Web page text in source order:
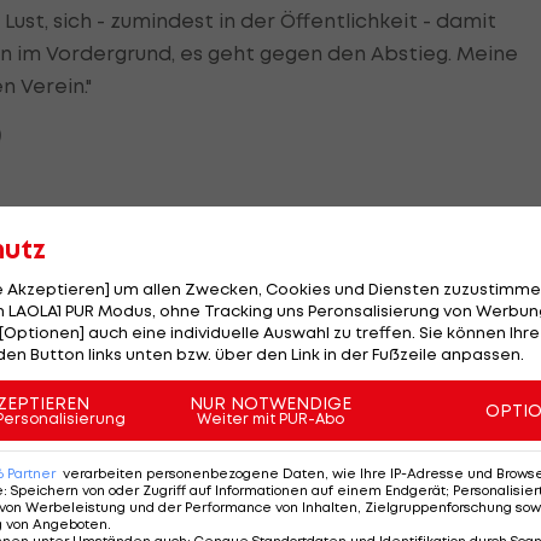
sich - zumindest in der Öffentlichkeit - damit
im Vordergrund, es geht gegen den Abstieg. Meine
Verein."
SV Austria Salzburg - First
Vienna FC 1894
Fußball - ADMIRAL 2. Liga
HIGHLIGHTS: First Vienna FC
1894 - SpG Südburgenland /
Fußball - Frauen-Bundesliga
Der Abgang von Marko Kvasina nach
einen Wechsel hindeuten, offenbar locken ein
Niederlanden.
Gruber. Der 24-Jährige ist vor drei Jahren
Akzeptieren] um allen Zwecken, Cookies und Diensten
PUR Modus, ohne Tracking uns Peronsalisierung von
auch eine individuelle Auswahl zu treffen. Sie können
Button links unten bzw. über den Link in der Fußzeile anpassen.
NUR NOTWENDIGE
Weiter mit PUR-Abo
Partner verarbeiten personenbezogene Daten, wie Ihre IP-Adresse und
: Speichern von oder Zugriff auf Informationen auf einem Endgerät;
Werbeleistung und der Performance von Inhalten, Zielgruppenforschung
von Angeboten.